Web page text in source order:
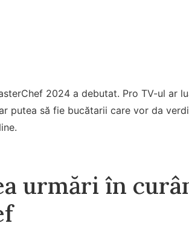
2024 a debutat. Pro TV-ul ar
putea să fie bucătarii care vor da
urmări în